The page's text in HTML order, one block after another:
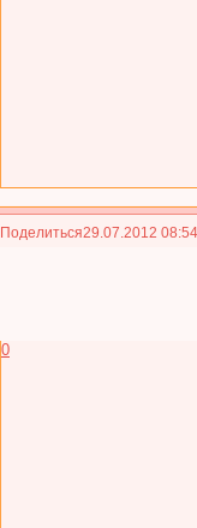
Поделиться29.07.2012
0